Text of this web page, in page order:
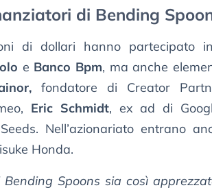
di Bending
di dollari hanno partecipato
e Banco Bpm, ma anche
fondatore di Creator
Eric Schmidt, ex ad di
Nell’azionariato entrano
Honda.
Spoons sia così